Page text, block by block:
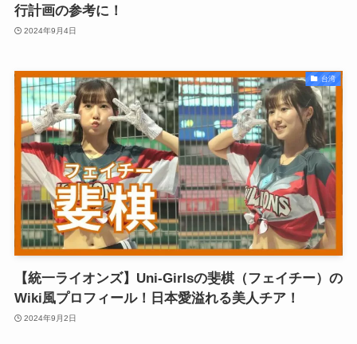
行計画の参考に！
2024年9月4日
台湾
【統一ライオンズ】Uni-Girlsの斐棋（フェイチー）の
Wiki風プロフィール！日本愛溢れる美人チア！
2024年9月2日